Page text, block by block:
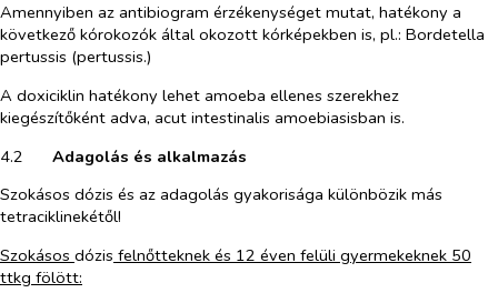
Amennyiben az antibiogram érzékenységet mutat, hatékony a
következő kórokozók által okozott kórképekben is, pl.: Bordetella
pertussis (pertussis.)
A doxiciklin hatékony lehet amoeba ellenes szerekhez
kiegészítőként adva, acut intestinalis amoebiasisban is.
4.2​
Adagolás és alkalmazás
Szokásos dózis és az adagolás gyakorisága különbözik más
tetraciklinekétől!
Szokásos dózis felnőtteknek és 12 éven felüli gyermekeknek 50
ttkg fölött: